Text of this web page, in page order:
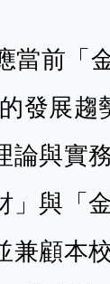
當前「
發展趨
論與實
」與「
兼顧本